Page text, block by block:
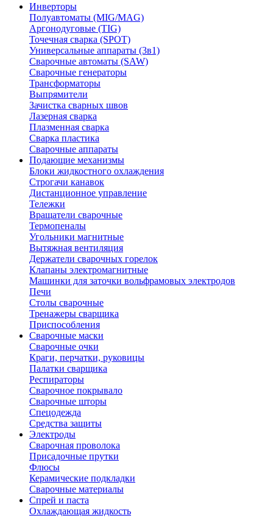
Инверторы
Полуавтоматы (MIG/MAG)
Аргонодуговые (TIG)
Точечная сварка (SPOT)
Универсальные аппараты (3в1)
Сварочные автоматы (SAW)
Сварочные генераторы
Трансформаторы
Выпрямители
Зачистка сварных швов
Лазерная сварка
Плазменная сварка
Сварка пластика
Сварочные аппараты
Подающие механизмы
Блоки жидкостного охлаждения
Строгачи канавок
Дистанционное управление
Тележки
Вращатели сварочные
Термопеналы
Угольники магнитные
Вытяжная вентиляция
Держатели сварочных горелок
Клапаны электромагнитные
Машинки для заточки вольфрамовых электродов
Печи
Столы сварочные
Тренажеры сварщика
Приспособления
Сварочные маски
Сварочные очки
Краги, перчатки, руковицы
Палатки сварщика
Респираторы
Сварочное покрывало
Сварочные шторы
Спецодежда
Средства защиты
Электроды
Сварочная проволока
Присадочные прутки
Флюсы
Керамические подкладки
Сварочные материалы
Спрей и паста
Охлаждающая жидкость